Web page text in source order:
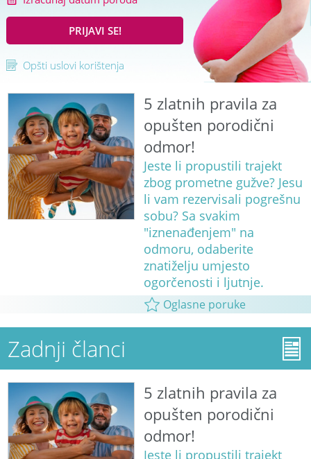
PRIJAVI SE!
Opšti uslovi korištenja
5 zlatnih pravila za
opušten porodični
odmor!
Jeste li propustili trajekt
zbog prometne gužve? Jesu
li vam rezervisali pogrešnu
sobu? Sa svakim
"iznenađenjem" na
odmoru, odaberite
znatiželju umjesto
ogorčenosti i ljutnje.
Oglasne poruke
Zadnji članci
5 zlatnih pravila za
opušten porodični
odmor!
Jeste li propustili trajekt